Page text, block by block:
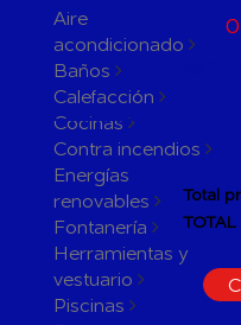
Aire
acondicionado
Baños
Calefacción
Cocinas
Contra incendios
Energías
renovables
Fontanería
Herramientas y
vestuario
Piscinas
0
Total